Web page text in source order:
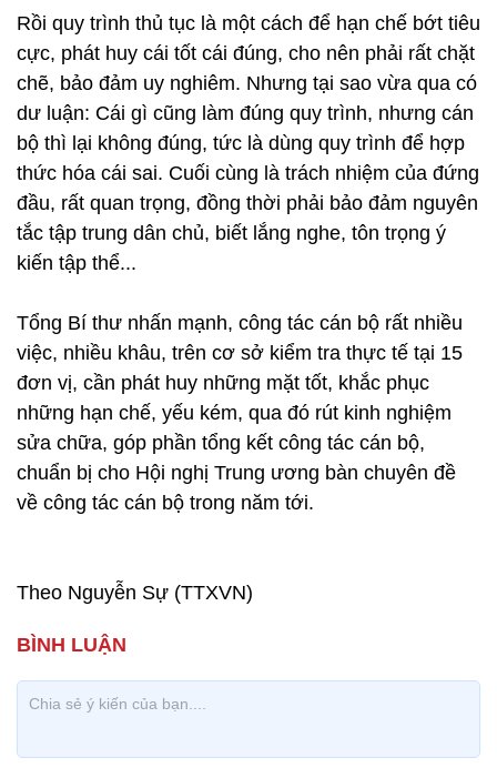
Rồi quy trình thủ tục là một cách để hạn chế bớt tiêu
cực, phát huy cái tốt cái đúng, cho nên phải rất chặt
chẽ, bảo đảm uy nghiêm. Nhưng tại sao vừa qua có
dư luận: Cái gì cũng làm đúng quy trình, nhưng cán
bộ thì lại không đúng, tức là dùng quy trình để hợp
thức hóa cái sai. Cuối cùng là trách nhiệm của đứng
đầu, rất quan trọng, đồng thời phải bảo đảm nguyên
tắc tập trung dân chủ, biết lắng nghe, tôn trọng ý
kiến tập thể...
Tổng Bí thư nhấn mạnh, công tác cán bộ rất nhiều
việc, nhiều khâu, trên cơ sở kiểm tra thực tế tại 15
đơn vị, cần phát huy những mặt tốt, khắc phục
những hạn chế, yếu kém, qua đó rút kinh nghiệm
sửa chữa, góp phần tổng kết công tác cán bộ,
chuẩn bị cho Hội nghị Trung ương bàn chuyên đề
về công tác cán bộ trong năm tới.
Theo Nguyễn Sự (TTXVN)